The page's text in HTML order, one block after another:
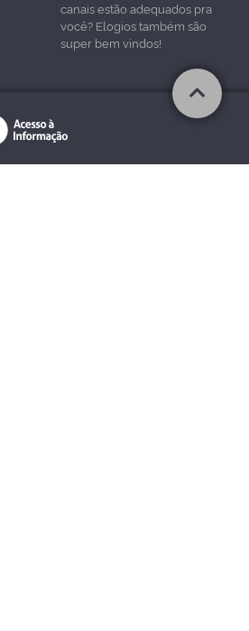
canais estão adequados pra
você? Elogios também são
super bem vindos!